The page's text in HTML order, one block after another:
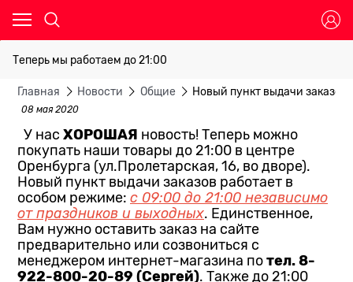
Теперь мы работаем до 21:00
Главная Новости Общие Новый пункт выдачи заказов
08 мая 2020
У нас ХОРОШАЯ новость! Теперь можно
покупать наши товары до 21:00 в центре
Оренбурга (ул.Пролетарская, 16, во дворе).
Новый пункт выдачи заказов работает в
особом режиме: с 09:00 до 21:00 независимо
от праздников и выходных. Единственное,
Вам нужно оставить заказ на сайте
предварительно или созвониться с
менеджером интернет-магазина по тел. 8-
922-800-20-89 (Сергей). Также до 21:00